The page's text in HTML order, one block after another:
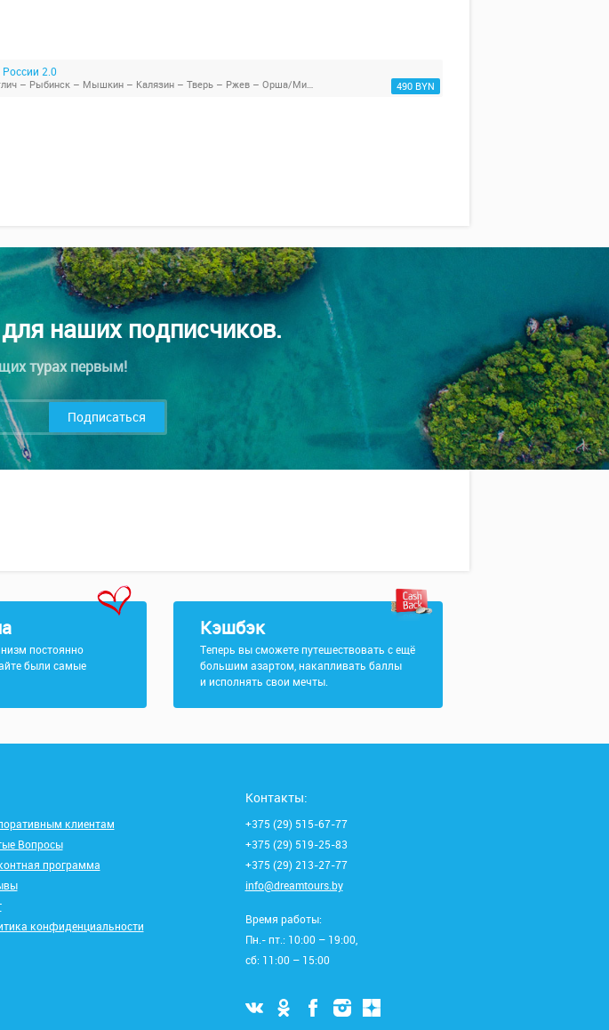
2.0
490 BYN
наших подписчиков.
турах первым!
Подписаться
постоянно
были самые
Кэшбэк
Теперь вы сможете путешествовать с ещё
большим азартом, накапливать баллы
и исполнять свои мечты.
клиентам
Вопросы
программа
конфиденциальности
Контакты:
+375 (29) 515-67-77
+375 (29) 519-25-83
+375 (29) 213-27-77
info@dreamtours.by
Время работы:
Пн.- пт.: 10:00 – 19:00,
сб: 11:00 – 15:00